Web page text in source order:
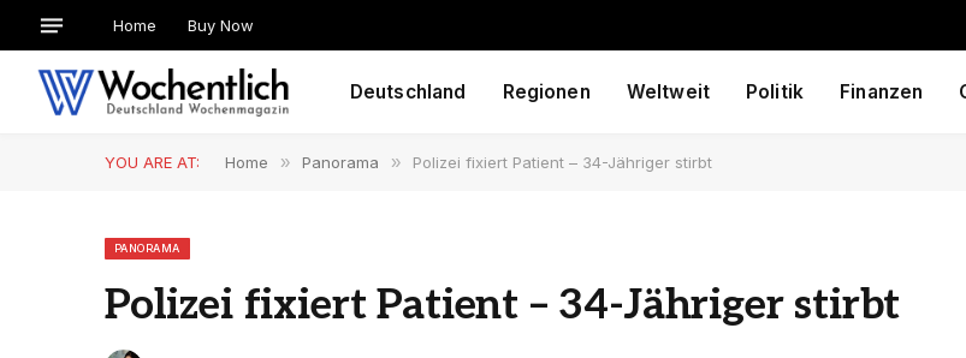
Home Buy Now
Deutschland Regionen Weltweit Politik Finanzen
YOU ARE AT: Home » Panorama » Polizei fixiert Patient – 34-Jähriger stirbt
PANORAMA
Polizei fixiert Patient – 34-Jähriger stirbt